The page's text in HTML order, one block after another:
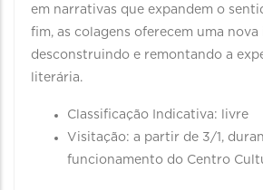
em narrativas que expandem o
fim, as colagens oferecem uma
desconstruindo e remontando a
literária.
Classificação Indicativa: livre
Visitação: a partir de 3/1,
funcionamento do Centro